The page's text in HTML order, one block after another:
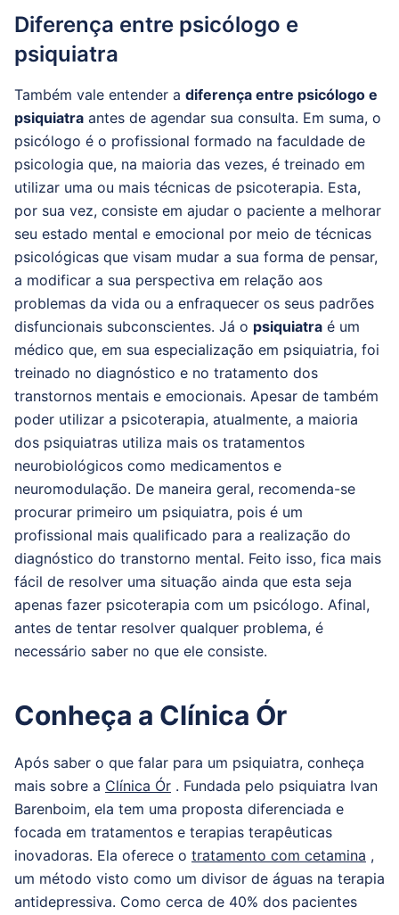
Diferença entre psicólogo e
psiquiatra
Também vale entender a diferença entre psicólogo e
psiquiatra antes de agendar sua consulta. Em suma, o
psicólogo é o profissional formado na faculdade de
psicologia que, na maioria das vezes, é treinado em
utilizar uma ou mais técnicas de psicoterapia. Esta,
por sua vez, consiste em ajudar o paciente a melhorar
seu estado mental e emocional por meio de técnicas
psicológicas que visam mudar a sua forma de pensar,
a modificar a sua perspectiva em relação aos
problemas da vida ou a enfraquecer os seus padrões
disfuncionais subconscientes. Já o psiquiatra é um
médico que, em sua especialização em psiquiatria, foi
treinado no diagnóstico e no tratamento dos
transtornos mentais e emocionais. Apesar de também
poder utilizar a psicoterapia, atualmente, a maioria
dos psiquiatras utiliza mais os tratamentos
neurobiológicos como medicamentos e
neuromodulação. De maneira geral, recomenda-se
procurar primeiro um psiquiatra, pois é um
profissional mais qualificado para a realização do
diagnóstico do transtorno mental. Feito isso, fica mais
fácil de resolver uma situação ainda que esta seja
apenas fazer psicoterapia com um psicólogo. Afinal,
antes de tentar resolver qualquer problema, é
necessário saber no que ele consiste.
Conheça a Clínica Ór
Após saber o que falar para um psiquiatra, conheça
mais sobre a Clínica Ór . Fundada pelo psiquiatra Ivan
Barenboim, ela tem uma proposta diferenciada e
focada em tratamentos e terapias terapêuticas
inovadoras. Ela oferece o tratamento com cetamina ,
um método visto como um divisor de águas na terapia
antidepressiva. Como cerca de 40% dos pacientes